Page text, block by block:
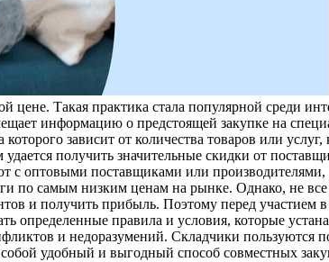
Такая практика стала популярной среди
информацию о предстоящей закупке на
зависит от количества товаров или
получить значительные скидки от
с оптовыми поставщиками или
по самым низким ценам на рынке. Однако, не
и получить прибыль. Поэтому перед участием
определенные правила и условия, которые
и недоразумений. Складчики пользуются
удобный и выгодный способ совместных